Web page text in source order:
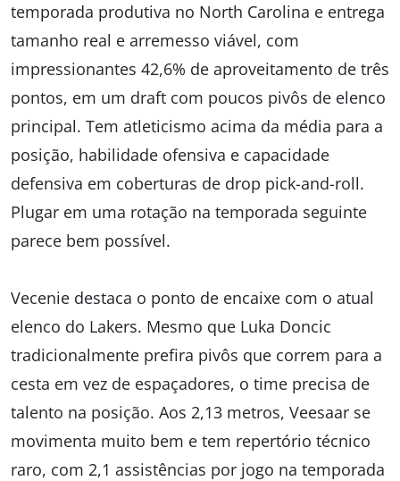
temporada produtiva no North Carolina e entrega
tamanho real e arremesso viável, com
impressionantes 42,6% de aproveitamento de três
pontos, em um draft com poucos pivôs de elenco
principal. Tem atleticismo acima da média para a
posição, habilidade ofensiva e capacidade
defensiva em coberturas de drop pick-and-roll.
Plugar em uma rotação na temporada seguinte
parece bem possível.
Vecenie destaca o ponto de encaixe com o atual
elenco do Lakers. Mesmo que Luka Doncic
tradicionalmente prefira pivôs que correm para a
cesta em vez de espaçadores, o time precisa de
talento na posição. Aos 2,13 metros, Veesaar se
movimenta muito bem e tem repertório técnico
raro, com 2,1 assistências por jogo na temporada